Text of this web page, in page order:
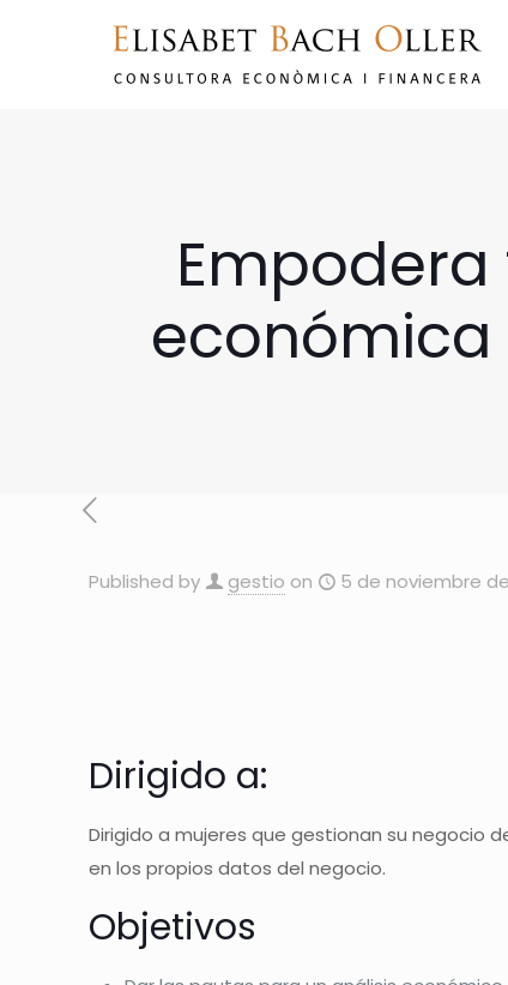
económica
Published by gestio on 5 de noviembre
Dirigido a:
Dirigido a mujeres que gestionan su negocio
en los propios datos del negocio.
Objetivos